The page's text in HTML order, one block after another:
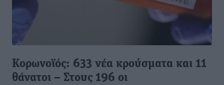
Κορωνοϊός: 633 νέα κρούσματα και 11
θάνατοι – Στους 196 οι